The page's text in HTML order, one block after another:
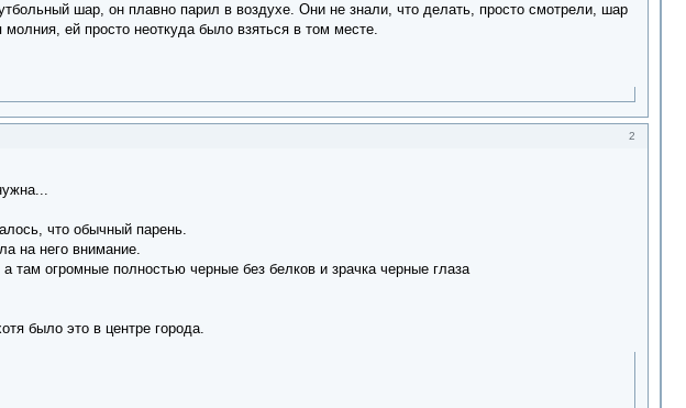
шар, он плавно парил в воздухе. Они не знали, что делать, просто смотрели, шар
ей просто неоткуда было взяться в том месте.
2
что обычный парень.
на него внимание.
там огромные полностью черные без белков и зрачка черные глаза
было это в центре города.